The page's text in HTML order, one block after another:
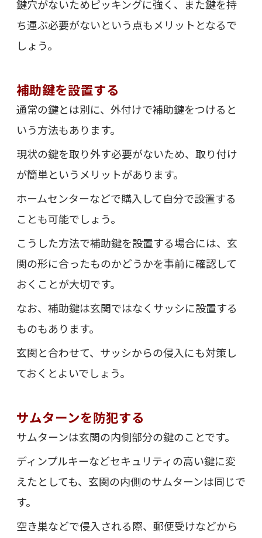
鍵穴がないためピッキングに強く、また鍵を持
ち運ぶ必要がないという点もメリットとなるで
しょう。
補助鍵を設置する
通常の鍵とは別に、外付けで補助鍵をつけると
いう方法もあります。
現状の鍵を取り外す必要がないため、取り付け
が簡単というメリットがあります。
ホームセンターなどで購入して自分で設置する
ことも可能でしょう。
こうした方法で補助鍵を設置する場合には、玄
関の形に合ったものかどうかを事前に確認して
おくことが大切です。
なお、補助鍵は玄関ではなくサッシに設置する
ものもあります。
玄関と合わせて、サッシからの侵入にも対策し
ておくとよいでしょう。
サムターンを防犯する
サムターンは玄関の内側部分の鍵のことです。
ディンプルキーなどセキュリティの高い鍵に変
えたとしても、玄関の内側のサムターンは同じで
す。
空き巣などで侵入される際、郵便受けなどから